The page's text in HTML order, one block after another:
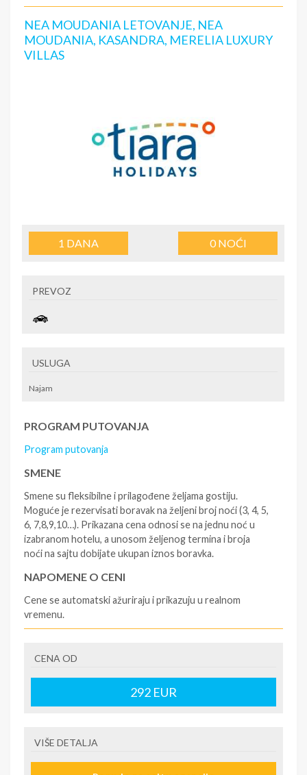
NEA MOUDANIA LETOVANJE, NEA
MOUDANIA, KASANDRA, MERELIA LUXURY
VILLAS
1 DANA 0NOĆI
PREVOZ
USLUGA
Najam
PROGRAM PUTOVANJA
Program putovanja
SMENE
Smene su fleksibilne i prilagođene željama gostiju.
Moguće je rezervisati boravak na željeni broj noći (3, 4, 5,
6, 7,8,9,10…). Prikazana cena odnosi se na jednu noć u
izabranom hotelu, a unosom željenog termina i broja
noći na sajtu dobijate ukupan iznos boravka.
NAPOMENE O CENI
Cene se automatski ažuriraju i prikazuju u realnom
vremenu.
- rezervisane i potvrđene usluge u izabranoj smeštajnoj
jedinici prema opisu - korišćenje hotelskih sadržaja
prema opisu - uslugu rezervacije - organizaciju
putovanja.
krizu) na destinaciji, plaćaju se na recepciji
CENA OD
292 EUR
VIŠE DETALJA